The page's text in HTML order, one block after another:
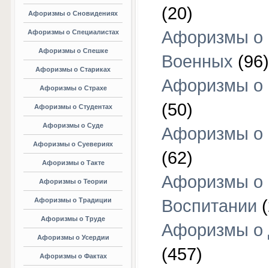
Афоризмы о Сновидениях
Афоризмы о Специалистах
Афоризмы о Спешке
Афоризмы о Стариках
Афоризмы о Страхе
Афоризмы о Студентах
Афоризмы о Суде
Афоризмы о Суевериях
Афоризмы о Такте
Афоризмы о Теории
Афоризмы о Традиции
Афоризмы о Труде
Афоризмы о Усердии
Афоризмы о Фактах
(20)
Афоризмы о
Военных (96)
Афоризмы о
(50)
Афоризмы о
(62)
Афоризмы о
Воспитании
Афоризмы о
(457)